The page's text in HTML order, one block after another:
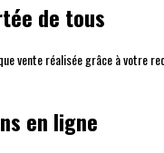
de tous
vente réalisée grâce à votre
en ligne